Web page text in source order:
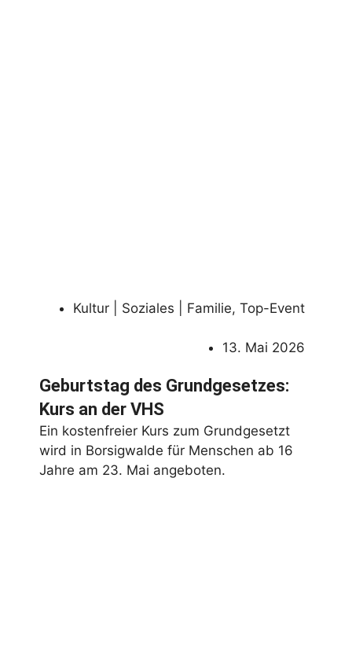
13. Mai 2026
Kultur | Soziales | Familie, Top-Event
Geburtstag des Grundgesetzes:
Kurs an der VHS
Ein kostenfreier Kurs zum Grundgesetzt
wird in Borsigwalde für Menschen ab 16
Jahre am 23. Mai angeboten.